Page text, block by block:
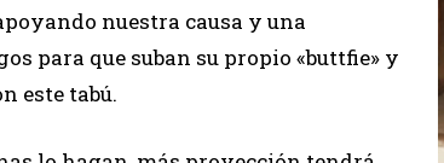
nuestra causa y una
para que suban su propio «buttfie» y
este tabú.